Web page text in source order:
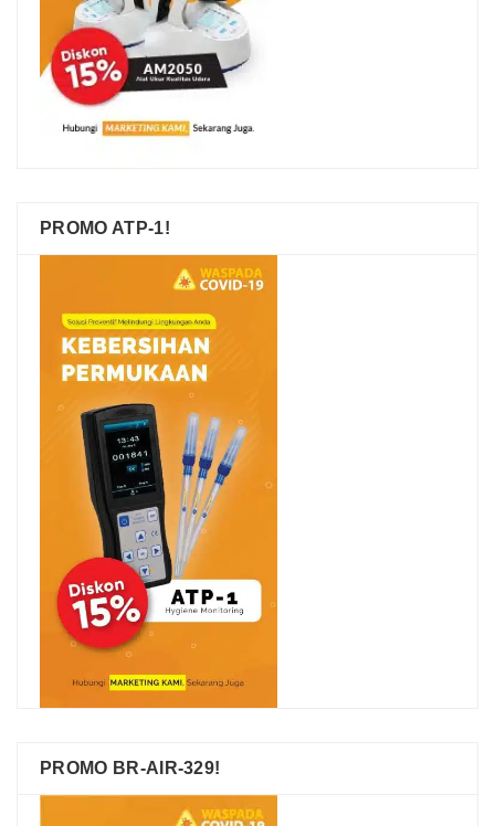
PROMO ATP-1!
PROMO BR-AIR-329!